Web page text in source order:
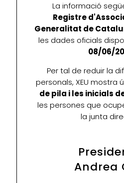
La informació
Registre
Generalitat de
les dades oficials
08/06/
Per tal de reduir la
personals, XEU mostra
de pila i les inicials
les persones que
la junta
Andrea